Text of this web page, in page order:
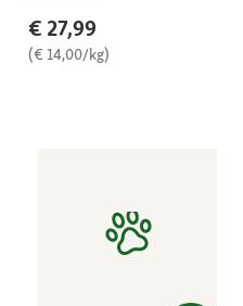
€ 27,99
(€ 14,00/kg)